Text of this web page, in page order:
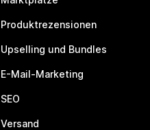
Produktrezensionen
Upselling und Bundles
E-Mail-Marketing
SEO
Versand